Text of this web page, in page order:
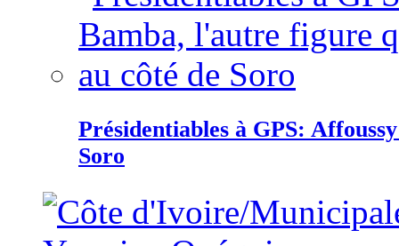
Présidentiables à GPS:
Soro